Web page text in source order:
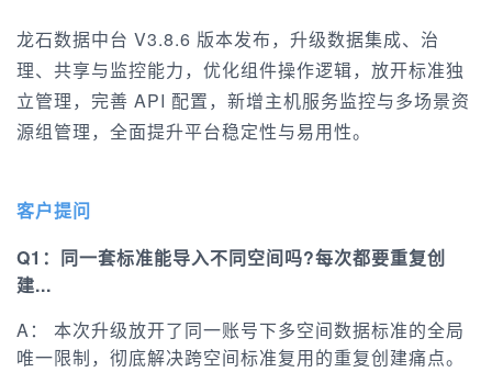
龙石数据中台 V3.8.6 版本发布，升级数据集成、治
理、共享与监控能力，优化组件操作逻辑，放开标准独
立管理，完善 API 配置，新增主机服务监控与多场景资
源组管理，全面提升平台稳定性与易用性。
客户提问
Q1：同一套标准能导入不同空间吗?每次都要重复创
建...
A： 本次升级放开了同一账号下多空间数据标准的全局
唯一限制，彻底解决跨空间标准复用的重复创建痛点。